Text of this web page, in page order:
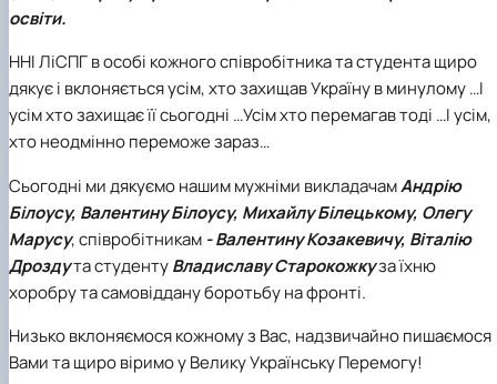
ЛАЗЕБНИК Іван Вікторович (25.02.1993 -
17.09.2023 р.), випускник 2019 року, спі…
ЛЕВЧЕНКО Валентин Віталійович
19.07.2022 р.), студент 1-го курсу …
15.12.2024 р.), випускник 2019 року.
МИКУЛІЧ Богдан Олексійович (07.08.1991
-12.07.2023 р.), випускник 2013 року.
МИРОНЕНКО Михайло Вікторович
- 24.05.2024 р.), випускник 1999 року.
МУЗИЧЕНКО Костянтин Вікторович
(18.02.1993 – 13.02.2023 р.), випускник 2021
рок…
ОБЛОМЕЙ Семен Олександрович
освіти.
ННІ ЛіСПГ в особі кожного співробітника та студента щиро
дякує і вклоняється усім, хто захищав Україну в минулому …І
усім хто захищає її сьогодні …Усім хто перемагав тоді …І усім,
хто неодмінно переможе зараз…
Сьогодні ми дякуємо нашим мужніми викладачамАндрію
Білоусу, Валентину Білоусу, Михайлу Білецькому, Олегу
Марусу, співробітникам - Валентину Козакевичу, Віталію
Дроздута студентуВладиславу Старокожкуза їхню
хоробру та самовіддану боротьбу на фронті.
Низько вклоняємося кожному з Вас, надзвичайно пишаємося
Вами та щиро віримо у Велику Українську Перемогу!